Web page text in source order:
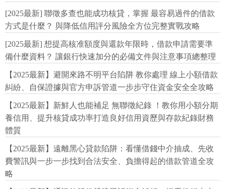
[2025最新] 聯徵多查也能成功核貸，掌握 最容易過件的借款
方式是什麼？ 與降低信用評分風險全方位完整實戰攻略
[2025最新] 想提高核准額度與還款年限時，借款申請需要準
備什麼資料？ 讓銀行快速加分的必備文件與注意事項總整理
【2025最新】避開來路不明平台陷阱 教你處理 線上小額借款
糾紛、自保證據與官方申訴管道一步步守住資金安全全攻略
【2025最新】新鮮人也能補足 無聯徵紀錄 ！教你用小額分期
養信用、提升核貸成功率打造良好信用資歷與存款紀錄財務
體質
【2025最新】遠離黑心貸款陷阱：看懂借錢中介抽成、先收
費警訊與一步一步找到合法安全、負擔得起的借款管道全攻
略